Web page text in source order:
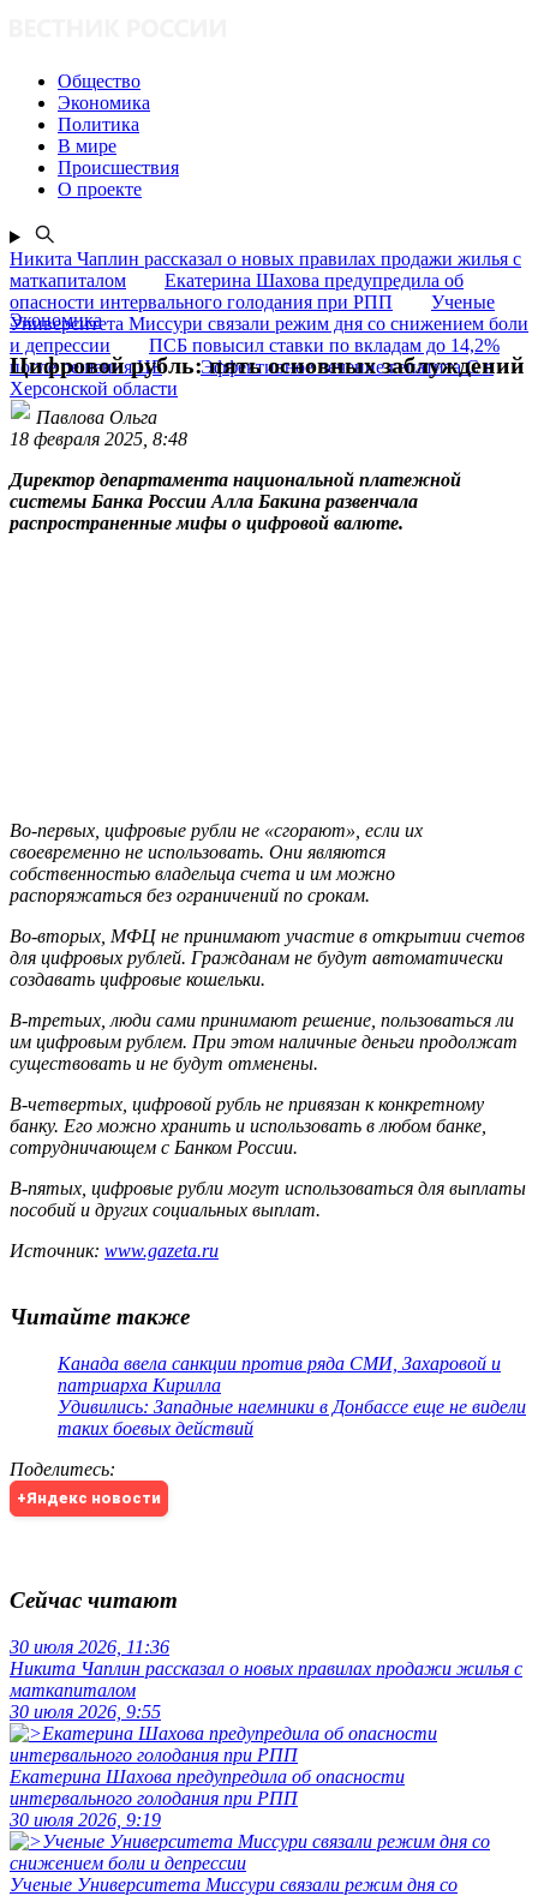
Общество
Экономика
Политика
В мире
Происшествия
О проекте
Никита Чаплин рассказал о новых правилах продажи жилья с
маткапиталом
Екатерина Шахова предупредила об
опасности интервального голодания при РПП
Ученые
Университета Миссури связали режим дня со снижением боли
и депрессии
ПСБ повысил ставки по вкладам до 14,2%
после решения ЦБ
Эффективное лечение гепатита C в
Херсонской области
Экономика
Цифровой рубль: пять основных заблуждений
Павлова Ольга
18 февраля 2025, 8:48
Директор департамента национальной платежной
системы Банка России Алла Бакина развенчала
распространенные мифы о цифровой валюте.
Во-первых, цифровые рубли не «сгорают», если их
своевременно не использовать. Они являются
собственностью владельца счета и им можно
распоряжаться без ограничений по срокам.
Во-вторых, МФЦ не принимают участие в открытии счетов
для цифровых рублей. Гражданам не будут автоматически
создавать цифровые кошельки.
В-третьих, люди сами принимают решение, пользоваться ли
им цифровым рублем. При этом наличные деньги продолжат
существовать и не будут отменены.
В-четвертых, цифровой рубль не привязан к конкретному
банку. Его можно хранить и использовать в любом банке,
сотрудничающем с Банком России.
В-пятых, цифровые рубли могут использоваться для выплаты
пособий и других социальных выплат.
Источник: www.gazeta.ru
Читайте также
Канада ввела санкции против ряда СМИ, Захаровой и
патриарха Кирилла
Удивились: Западные наемники в Донбассе еще не видели
таких боевых действий
Поделитесь:
+Яндекс новости
Сейчас читают
30 июля 2026, 11:36
Никита Чаплин рассказал о новых правилах продажи жилья с
маткапиталом
30 июля 2026, 9:55
Екатерина Шахова предупредила об опасности
интервального голодания при РПП
30 июля 2026, 9:19
Ученые Университета Миссури связали режим дня со